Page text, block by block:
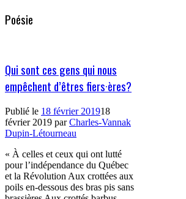
Poésie
Qui sont ces gens qui nous
empêchent d’êtres fiers·ères?
Publié le 18 février 201918
février 2019 parCharles-Vannak
Dupin-Létourneau
« À celles et ceux qui ont lutté
pour l’indépendance du Québec
et la Révolution Aux crottées aux
poils en-dessous des bras pis sans